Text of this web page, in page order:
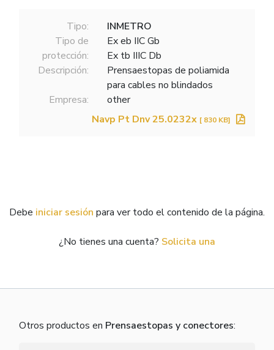
Tipo:
INMETRO
Tipo de
protección:
Ex eb IIC Gb
Ex tb IIIC Db
Descripción:
Prensaestopas de poliamida
para cables no blindados
Empresa:
other
Navp Pt Dnv 25.0232x [ 830 KB]
Debe iniciar sesión para ver todo el contenido de la página.
¿No tienes una cuenta? Solicita una
Otros productos en Prensaestopas y conectores: